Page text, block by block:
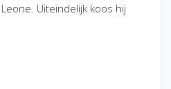
Uiteindelijk koos hij